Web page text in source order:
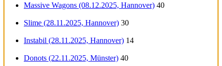
Massive Wagons (08.12.2025, Hannover) 40
Slime (28.11.2025, Hannover) 30
Instabil (28.11.2025, Hannover) 14
Donots (22.11.2025, Münster) 40